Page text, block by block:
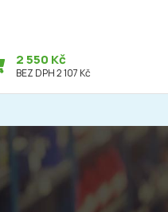
2 550 Kč
BEZ DPH 2 107 Kč